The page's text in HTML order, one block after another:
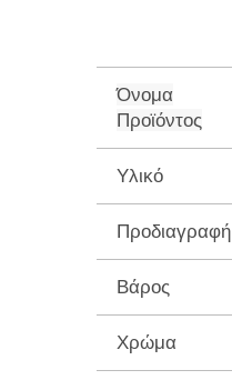
Όνομα
Προϊόντος
Υλικό
Προδιαγραφή
Βάρος
Χρώμα